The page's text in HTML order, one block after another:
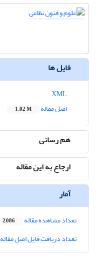
فایل ها
اصل مقاله
1.02 M
هم رسانی
ارجاع به این مقاله
آمار
تعداد مشاهده مقاله 2,086
تعداد دریافت فایل اصل مقاله